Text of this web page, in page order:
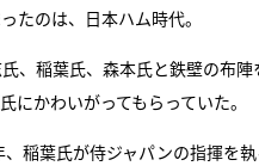
たのは、日本ハム時代。
、稲葉氏、森本氏と鉄壁の布
にかわいがってもらっていた。
稲葉氏が侍ジャパンの指揮を